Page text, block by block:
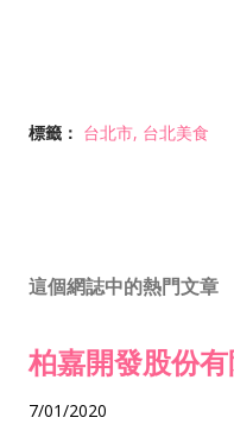
標籤： 台北市 台北美食
這個網誌中的熱門文章
柏嘉開發股份
7/01/2020